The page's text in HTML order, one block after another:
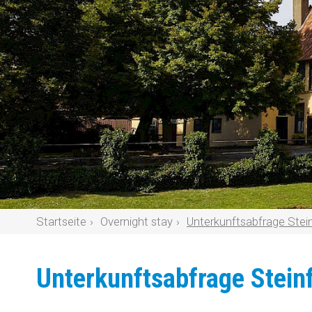
Startseite Overnight stay Unterkunftsabfrage
Unterkunftsabfrage